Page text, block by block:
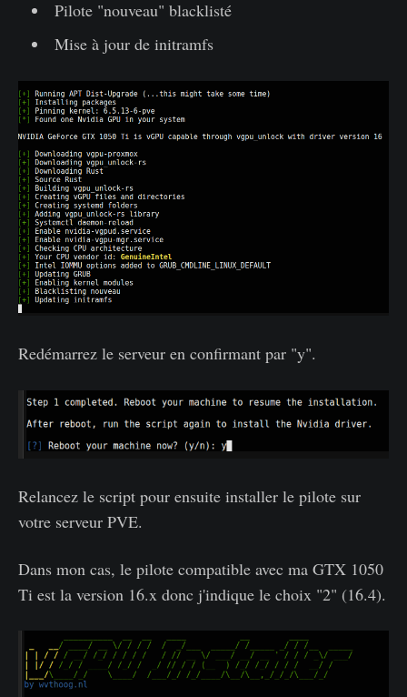
Pilote "nouveau" blacklisté
Mise à jour de initramfs
Redémarrez le serveur en confirmant par "y".
Relancez le script pour ensuite installer le pilote sur
votre serveur PVE.
Dans mon cas, le pilote compatible avec ma GTX 1050
Ti est la version 16.x donc j'indique le choix "2" (16.4).